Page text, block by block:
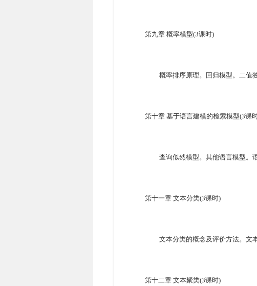
第九章 概率模型(3课时)
概率排序原理。回归模型。二值
第十章 基于语言建模的检索模型(3课
查询似然模型。其他语言模型。
第十一章 文本分类(3课时)
文本分类的概念及评价方法。文
第十二章 文本聚类(3课时)